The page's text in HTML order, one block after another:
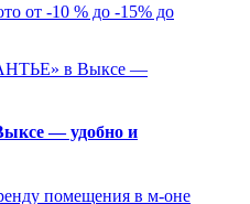
от -10 % до -15% до
— удобно и